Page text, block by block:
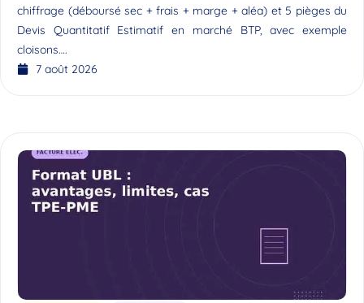
chiffrage (déboursé sec + frais + marge + aléa) et 5 pièges du
Devis Quantitatif Estimatif en marché BTP, avec exemple
cloisons….
7 août 2026